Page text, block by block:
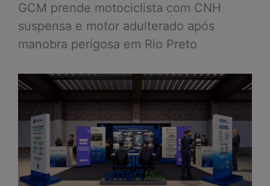
GCM prende motociclista com CNH
suspensa e motor adulterado após
manobra perigosa em Rio Preto